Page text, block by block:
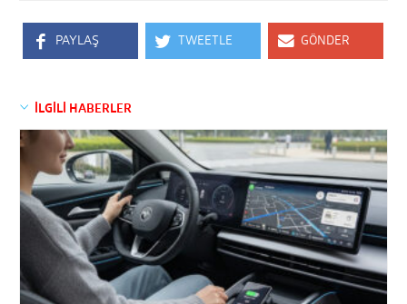
PAYLAŞ TWEETLE GÖNDER
İLGİLİ HABERLER